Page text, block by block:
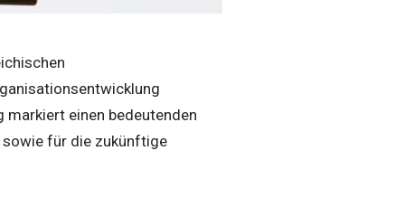
markiert einen bedeutenden
für die zukünftige